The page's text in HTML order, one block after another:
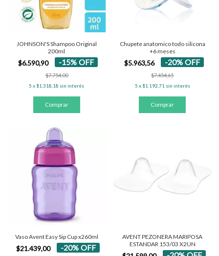
JOHNSON'S Shampoo Original
200ml
$6.590,90 -15%OFF
$7.754,00
5 x $1.318,18 sin interés
Chupete anatomico todo silicona
+6 meses
$5.963,56 -20% OFF
$7.454,65
5 x $1.192,71 sin interés
Vaso Avent Easy Sip Cup x260ml
$21.439,00 -20%OFF
AVENT PEZONERA MARIPOSA
ESTANDAR 153/03 X2UN